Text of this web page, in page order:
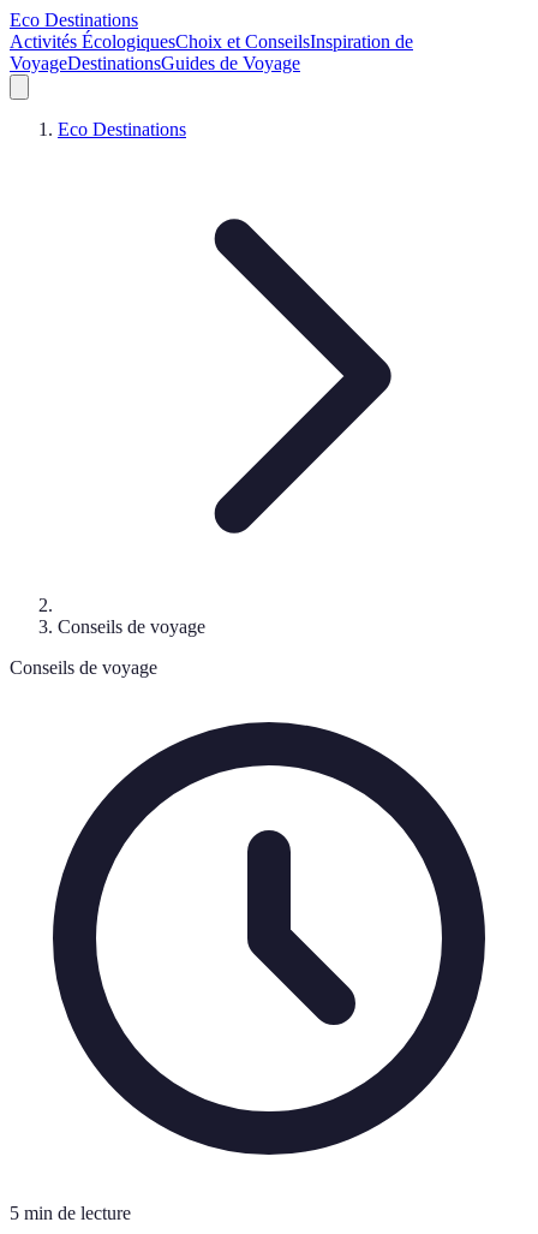
Eco Destinations
Activités ÉcologiquesChoix et ConseilsInspiration de
VoyageDestinationsGuides de Voyage
Eco Destinations
Conseils de voyage
Conseils de voyage
5 min de lecture